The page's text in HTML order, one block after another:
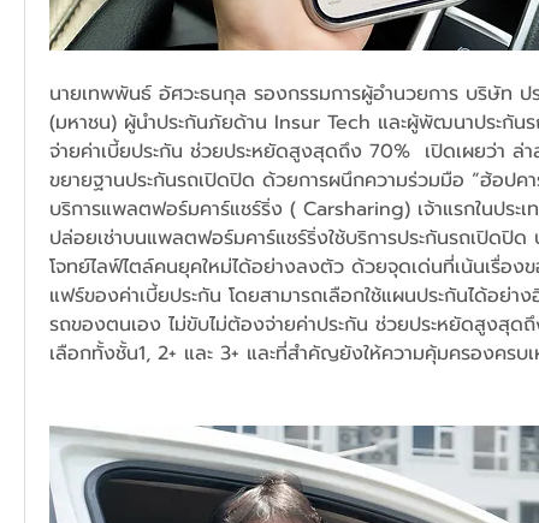
นายเทพพันธ์ อัศวะธนกุล รองกรรมการผู้อำนวยการ บริษัท
(มหาชน) ผู้นำประกันภัยด้าน Insur Tech และผู้พัฒนาประกัน
จ่ายค่าเบี้ยประกัน ช่วยประหยัดสูงสุดถึง 70%  เปิดเผยว่า ล่
ขยายฐานประกันรถเปิดปิด ด้วยการผนึกความร่วมมือ “ฮ้อปค
บริการแพลตฟอร์มคาร์แชร์ริ่ง ( Carsharing) เจ้าแรกในประ
ปล่อยเช่าบนแพลตฟอร์มคาร์แชร์ริ่งใช้บริการประกันรถเปิดปิ
โจทย์ไลฟ์ไตล์คนยุคใหม่ได้อย่างลงตัว ด้วยจุดเด่นที่เน้นเรื่อง
แฟร์ของค่าเบี้ยประกัน โดยสามารถเลือกใช้แผนประกันได้อย่าง
รถของตนเอง ไม่ขับไม่ต้องจ่ายค่าประกัน ช่วยประหยัดสูงสุด
เลือกทั้งชั้น1, 2+ และ 3+ และที่สำคัญยังให้ความคุ้มครองครบ